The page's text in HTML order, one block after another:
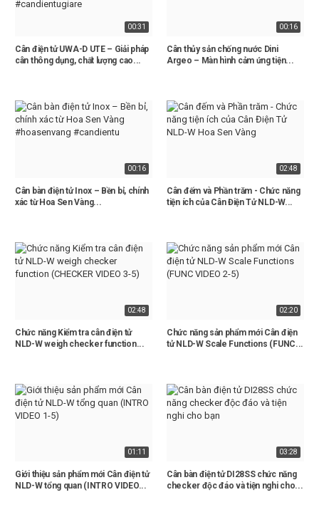
00:31
Cân điện tử UWA-D UTE – Giải pháp
cân thông dụng, chất lượng cao...
00:16
Cân thủy sản chống nước Dini
Argeo – Màn hình cảm ứng tiện...
00:16
Cân bàn điện tử Inox – Bền bỉ, chính
xác từ Hoa Sen Vàng...
02:48
Cân đếm và Phần trăm - Chức năng
tiện ích của Cân Điện Tử NLD-W...
02:48
Chức năng Kiểm tra cân điện tử
NLD-W weigh checker function...
02:20
Chức năng sản phẩm mới Cân điện
tử NLD-W Scale Functions (FUNC...
01:11
Giới thiệu sản phẩm mới Cân điện tử
NLD-W tổng quan (INTRO VIDEO...
03:28
Cân bàn điện tử DI28SS chức năng
checker độc đáo và tiện nghi cho...